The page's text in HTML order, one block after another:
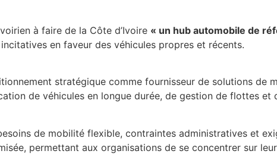
à faire de la Côte d’Ivoire « un hub automobile de
en faveur des véhicules propres et récents.
stratégique comme fournisseur de solutions de
de véhicules en longue durée, de gestion de flottes
de mobilité flexible, contraintes administratives et
permettant aux organisations de se concentrer sur